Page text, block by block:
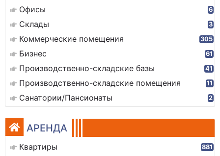
Офисы 6
Склады 3
Коммерческие помещения 305
Бизнес 61
Производственно-складские базы 41
Производственно-складские помещения 11
Санатории/Пансионаты 2
АРЕНДА
Квартиры 881